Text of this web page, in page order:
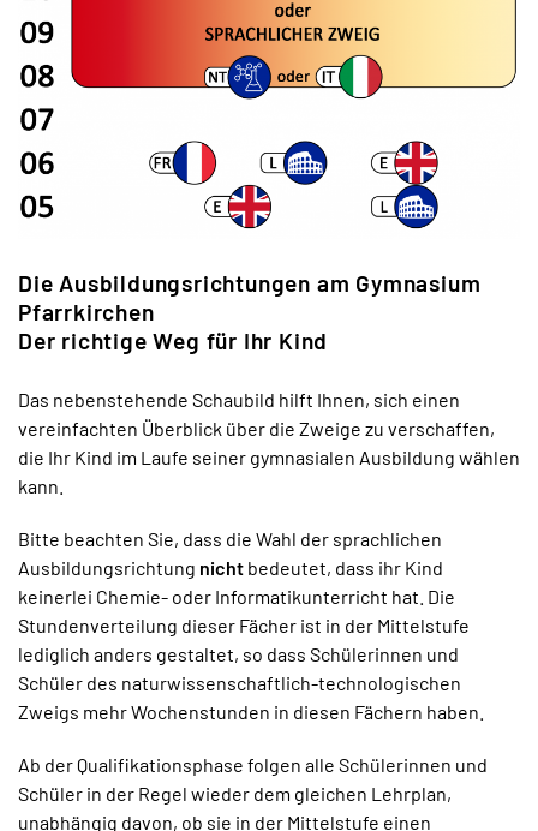
Die Ausbildungsrichtungen am Gymnasium
Pfarrkirchen
Der richtige Weg für Ihr Kind
Das nebenstehende Schaubild hilft Ihnen, sich einen
vereinfachten Überblick über die Zweige zu verschaffen,
die Ihr Kind im Laufe seiner gymnasialen Ausbildung wählen
kann.
Bitte beachten Sie, dass die Wahl der sprachlichen
Ausbildungsrichtung nicht bedeutet, dass ihr Kind
keinerlei Chemie- oder Informatikunterricht hat. Die
Stundenverteilung dieser Fächer ist in der Mittelstufe
lediglich anders gestaltet, so dass Schülerinnen und
Schüler des naturwissenschaftlich-technologischen
Zweigs mehr Wochenstunden in diesen Fächern haben.
Ab der Qualifikationsphase folgen alle Schülerinnen und
Schüler in der Regel wieder dem gleichen Lehrplan,
unabhängig davon, ob sie in der Mittelstufe einen